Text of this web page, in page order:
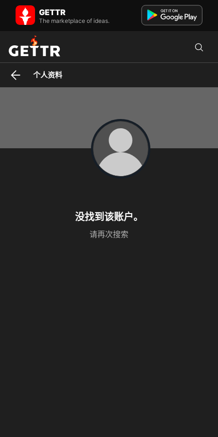
JimBobsArcade 在 GETTR - 个人资料和帖子 on GETTR
The 👑 is Back LONG LIVE THE BOB #DDDD #V4T 🇲🇽 🇵🇷 🇺🇸
🇺🇸 🇺🇸 #UNVAXEDNFREE #GOLF #DR2 #FJB #FBLM #FTLM
GETTR
The marketplace of ideas.
个人资料
没找到该账户。
请再次搜索